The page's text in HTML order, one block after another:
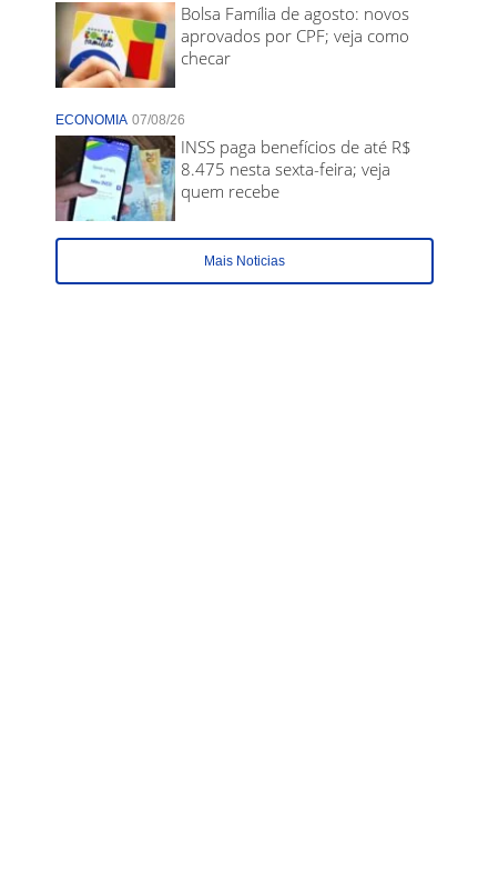
Bolsa Família de agosto: novos
aprovados por CPF; veja como
checar
ECONOMIA 07/08/26
INSS paga benefícios de até R$
8.475 nesta sexta-feira; veja
quem recebe
Mais Noticias